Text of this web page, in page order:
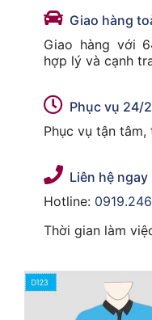
Giao hàng
Giao hàng với
hợp lý và cạnh
Phục vụ 24/
Phục vụ tận
Liên hệ ngay
Hotline:
Thời gian làm